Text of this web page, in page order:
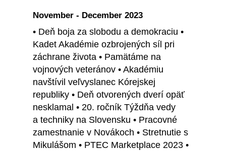
November - December 2023
• Deň boja za slobodu a demokraciu •
Kadet Akadémie ozbrojených síl pri
záchrane života • Pamätáme na
vojnových veteránov • Akadémiu
navštívil veľvyslanec Kórejskej
republiky • Deň otvorených dverí opäť
nesklamal • 20. ročník Týždňa vedy
a techniky na Slovensku • Pracovné
zamestnanie v Novákoch • Stretnutie s
Mikulášom • PTEC Marketplace 2023 •